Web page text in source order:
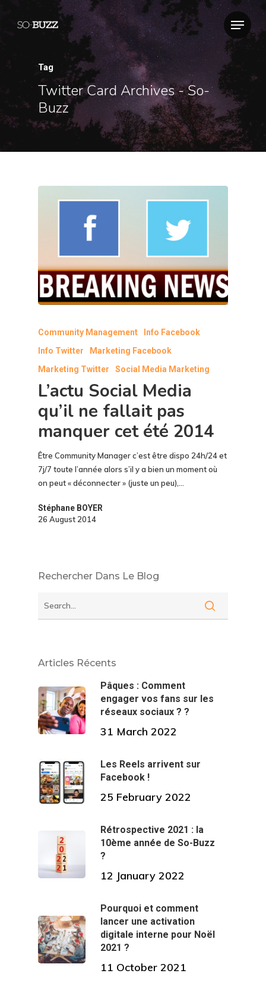
Tag
Twitter Card Archives - So-
Buzz
Community Management
Info Facebook
Info Twitter
Marketing Facebook
Marketing Twitter
Social Media Marketing
L’actu Social Media
qu’il ne fallait pas
manquer cet été 2014
Être Community Manager c’est être dispo 24h/24 et
7j/7 toute l’année alors s’il y a bien un moment où
on peut « déconnecter » (juste un peu),…
Stéphane BOYER
26 August 2014
Rechercher Dans Le Blog
Articles Récents
Pâques : Comment
engager vos fans sur les
réseaux sociaux ? ?
31 March 2022
Les Reels arrivent sur
Facebook !
25 February 2022
Rétrospective 2021 : la
10ème année de So-Buzz
?
12 January 2022
Pourquoi et comment
lancer une activation
digitale interne pour Noël
2021 ?
11 October 2021